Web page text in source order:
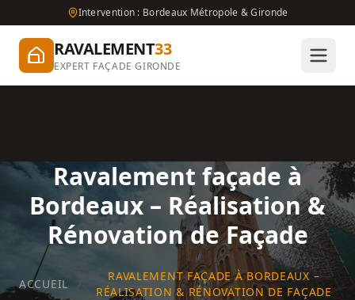
Intervention : Bordeaux Métropole & Gironde
RAVALEMENT33
EXPERT FAÇADE GIRONDE
Ravalement façade à
Bordeaux – Réalisation &
Rénovation de Façade
ACCUEIL /
RAVALEMENT FAÇADE À BORDEAUX –
RÉALISATION & RÉNOVATION DE FAÇADE